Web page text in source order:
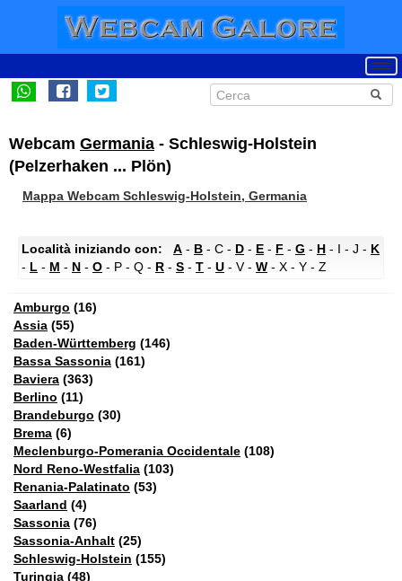
Webcam Germania - Schleswig-Holstein
(Pelzerhaken ... Plön)
Mappa Webcam Schleswig-Holstein, Germania
Località iniziando con: A - B - C - D - E - F - G - H - I - J - K
- L - M - N - O - P - Q - R - S - T - U - V - W - X - Y - Z
Amburgo (16)
Assia (55)
Baden-Württemberg (146)
Bassa Sassonia (161)
Baviera (363)
Berlino (11)
Brandeburgo (30)
Brema (6)
Meclenburgo-Pomerania Occidentale (108)
Nord Reno-Westfalia (103)
Renania-Palatinato (53)
Saarland (4)
Sassonia (76)
Sassonia-Anhalt (25)
Schleswig-Holstein (155)
Turingia (48)